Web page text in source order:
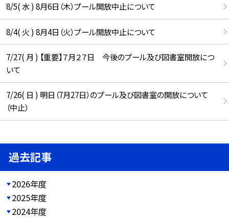
8/5( 水 ) 8月6日（木）プール開放中止について
8/4( 火 ) 8月4日（火）プール開放中止について
7/27( 月 ) 【重要】７月２７日 今後のプール及び図書室開放につ
いて
7/26( 日 ) 明日（7月27日）のプール及び図書室の開放について
（中止）
過去記事
2026年度
2025年度
2024年度